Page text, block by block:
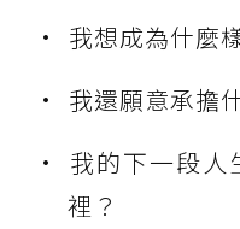
我想成為什麼
我還願意承擔
我的下一段人
裡？